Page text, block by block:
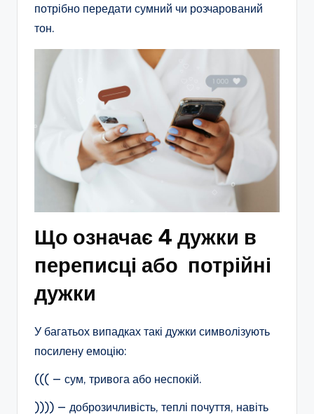
потрібно передати сумний чи розчарований
тон.
Що означає 4 дужки в
переписці або потрійні
дужки
У багатьох випадках такі дужки символізують
посилену емоцію:
((( — сум, тривога або неспокій.
)))) — доброзичливість, теплі почуття, навіть